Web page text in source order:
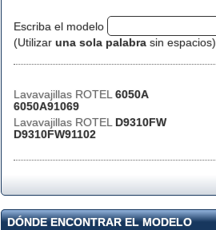
Escriba el modelo
(Utilizar una sola palabra sin espacios)
Lavavajillas ROTEL 6050A
6050A91069
Lavavajillas ROTEL D9310FW
D9310FW91102
DÓNDE ENCONTRAR EL MODELO